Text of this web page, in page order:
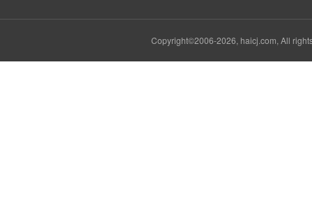
Copyright©2006-2026, haicj.com, All